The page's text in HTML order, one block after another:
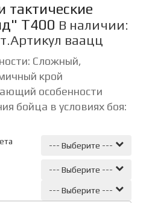
тактические
Т400 В наличии:
Артикул ваацц
Сложный,
крой
особенности
бойца в условиях боя:
--- Выберите ---
--- Выберите ---
--- Выберите ---